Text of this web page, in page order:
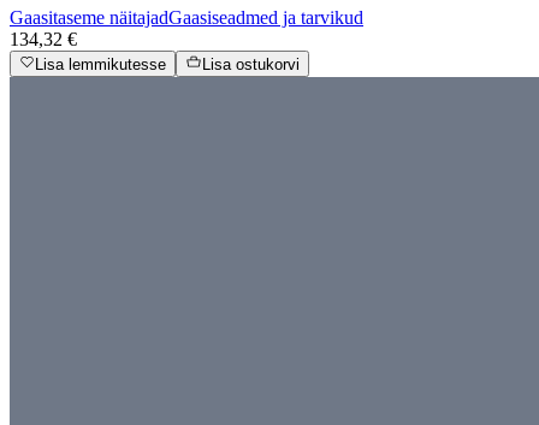
Gaasitaseme näitajadGaasiseadmed ja tarvikud
134,32 €
Lisa lemmikutesse Lisa ostukorvi